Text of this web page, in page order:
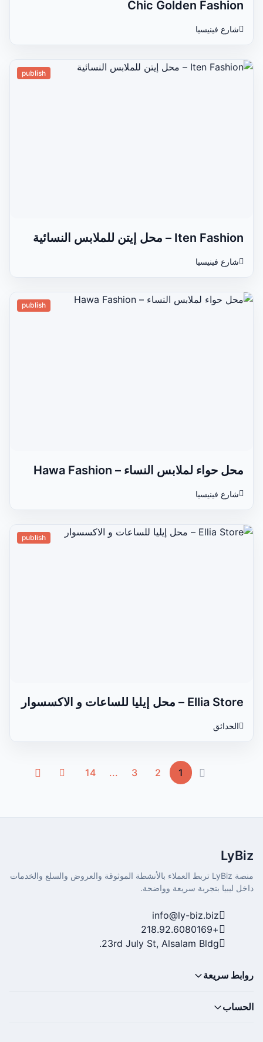
Chic Golden Fashion
شارع فينيسيا
publish
Iten Fashion – محل إيتن للملابس النسائية
شارع فينيسيا
publish
محل حواء لملابس النساء – Hawa Fashion
شارع فينيسيا
publish
Ellia Store – محل إيليا للساعات و الاكسسوار
الحدائق
1
2
3
...
14
LyBiz
منصة LyBiz تربط العملاء بالأنشطة الموثوقة والعروض والسلع والخدمات
داخل ليبيا بتجربة سريعة وواضحة.
info@ly-biz.biz
+218.92.6080169
23rd July St, Alsalam Bldg.
روابط سريعة
الحساب